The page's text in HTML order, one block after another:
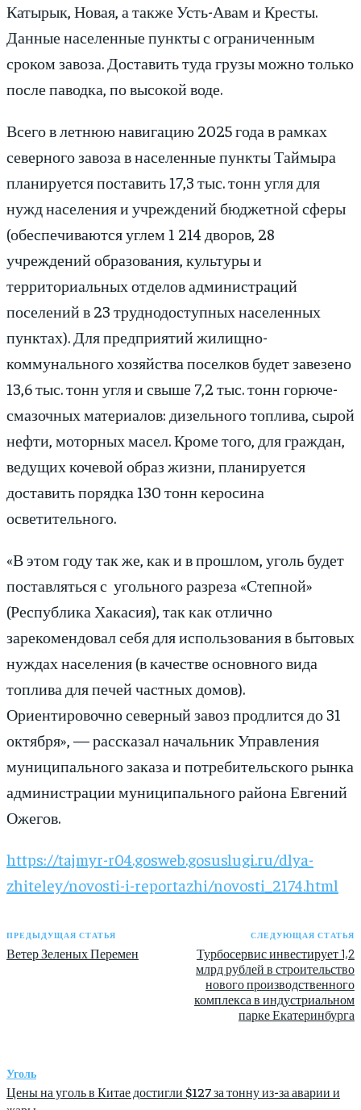
Катырык, Новая, а также Усть-Авам и Кресты.
Данные населенные пункты с ограниченным
сроком завоза. Доставить туда грузы можно только
после паводка, по высокой воде.
Всего в летнюю навигацию 2025 года в рамках
северного завоза в населенные пункты Таймыра
планируется поставить 17,3 тыс. тонн угля для
нужд населения и учреждений бюджетной сферы
(обеспечиваются углем 1 214 дворов, 28
учреждений образования, культуры и
территориальных отделов администраций
поселений в 23 труднодоступных населенных
пунктах). Для предприятий жилищно-
коммунального хозяйства поселков будет завезено
13,6 тыс. тонн угля и свыше 7,2 тыс. тонн горюче-
смазочных материалов: дизельного топлива, сырой
нефти, моторных масел. Кроме того, для граждан,
ведущих кочевой образ жизни, планируется
доставить порядка 130 тонн керосина
осветительного.
«В этом году так же, как и в прошлом, уголь будет
поставляться с угольного разреза «Степной»
(Республика Хакасия), так как отлично
зарекомендовал себя для использования в бытовых
нуждах населения (в качестве основного вида
топлива для печей частных домов).
Ориентировочно северный завоз продлится до 31
октября», — рассказал начальник Управления
муниципального заказа и потребительского рынка
администрации муниципального района Евгений
Ожегов.
https://tajmyr-r04.gosweb.gosuslugi.ru/dlya-
zhiteley/novosti-i-reportazhi/novosti_2174.html
ПРЕДЫДУЩАЯ СТАТЬЯ
Ветер Зеленых Перемен
СЛЕДУЮЩАЯ СТАТЬЯ
Турбосервис инвестирует 1,2
млрд рублей в строительство
нового производственного
комплекса в индустриальном
парке Екатеринбурга
Уголь
Цены на уголь в Китае достигли $127 за тонну из-за аварии и